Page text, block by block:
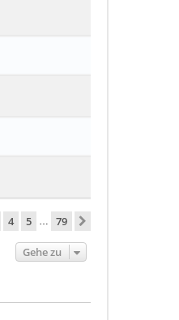
4 5 … 79
Gehe zu